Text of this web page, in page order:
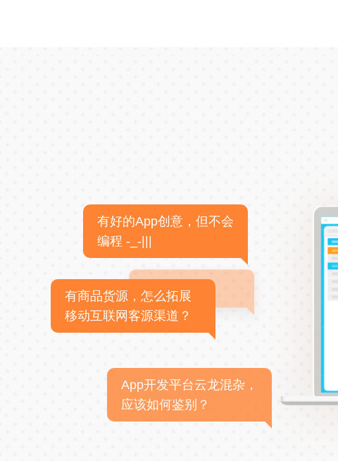
有好的App创意，但不会
编程 -_-|||
有商品货源，怎么拓展
移动互联网客源渠道？
App开发平台云龙混杂，
应该如何鉴别？